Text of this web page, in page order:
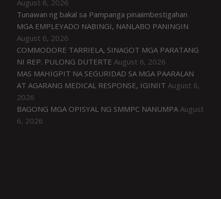
August 6, 2026
Tunawan ng bakal sa Pampanga pinaiimbestigahan
MGA EMPLEYADO NABINGI, NANLABO PANINGIN
August 6, 2026
COMMODORE TARRIELA, SINAGOT MGA PARATANG
NI REP. PULONG DUTERTE August 6, 2026
MAS MAHIGPIT NA SEGURIDAD SA MGA PAARALAN
AT AGARANG MEDICAL RESPONSE, IGINIIT August 6,
2026
BAGONG MGA OPISYAL NG SMMPC NANUMPA August
6, 2026